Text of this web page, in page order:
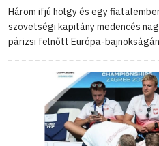
Három ifjú hölgy és egy
szövetségi kapitány medencés
párizsi felnőtt Európa-